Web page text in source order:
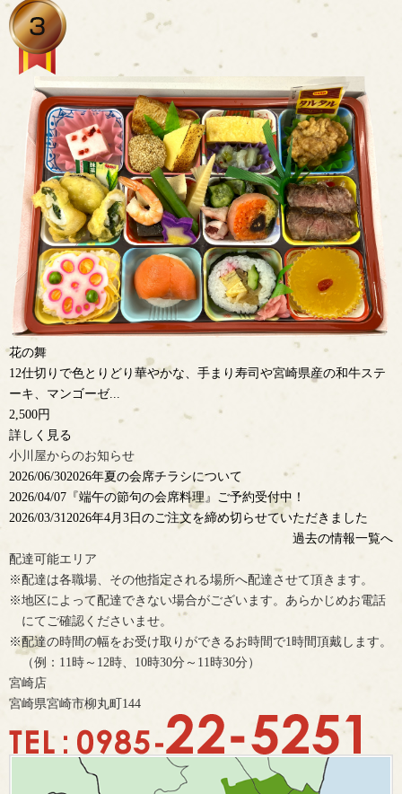
花の舞
12仕切りで色とりどり華やかな、手まり寿司や宮崎県産の和牛ステ
ーキ、マンゴーゼ...
2,500円
詳しく見る
小川屋からのお知らせ
2026/06/302026年夏の会席チラシについて
2026/04/07 『端午の節句の会席料理』ご予約受付中！
2026/03/31 2026年4月3日のご注文を締め切らせていただきました
過去の情報一覧へ
配達可能エリア
※配達は各職場、その他指定される場所へ配達させて頂きます。
※地区によって配達できない場合がございます。あらかじめお電話
にてご確認くださいませ。
※配達の時間の幅をお受け取りができるお時間で1時間頂戴します。
（例：11時～12時、10時30分～11時30分）
宮崎店
宮崎県宮崎市柳丸町144